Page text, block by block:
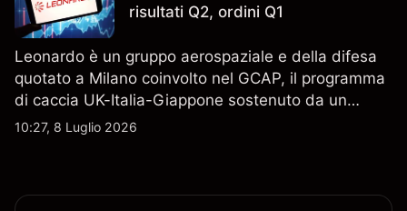
risultati Q2, ordini Q1
Leonardo è un gruppo aerospaziale e della difesa
quotato a Milano coinvolto nel GCAP, il programma
di caccia UK-Italia-Giappone sostenuto da un
contratto da 4,6 miliardi di sterline. I risultati
10:27, 8 Luglio 2026